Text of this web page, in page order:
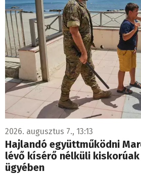
2026. augusztus 7., 13:13
Hajlandó együttműködni
lévő kísérő nélküli
ügyében